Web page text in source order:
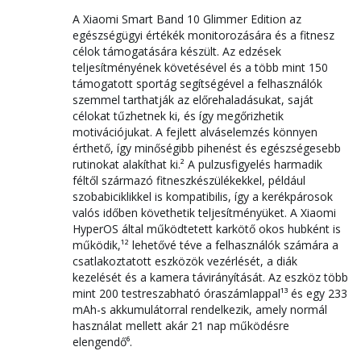
A Xiaomi Smart Band 10 Glimmer Edition az
egészségügyi értékék monitorozására és a fitnesz
célok támogatására készült. Az edzések
teljesítményének követésével és a több mint 150
támogatott sportág segítségével a felhasználók
szemmel tarthatják az előrehaladásukat, saját
célokat tűzhetnek ki, és így megőrizhetik
motivációjukat. A fejlett alváselemzés könnyen
érthető, így minőségibb pihenést és egészségesebb
rutinokat alakíthat ki.² A pulzusfigyelés harmadik
féltől származó fitneszkészülékekkel, például
szobabiciklikkel is kompatibilis, így a kerékpárosok
valós időben követhetik teljesítményüket. A Xiaomi
HyperOS által működtetett karkötő okos hubként is
működik,¹² lehetővé téve a felhasználók számára a
csatlakoztatott eszközök vezérlését, a diák
kezelését és a kamera távirányítását. Az eszköz több
mint 200 testreszabható óraszámlappal¹³ és egy 233
mAh-s akkumulátorral rendelkezik, amely normál
használat mellett akár 21 nap működésre
elengendő⁶.